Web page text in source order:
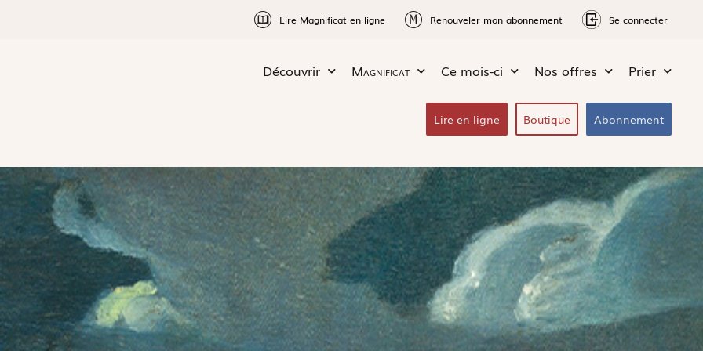
Lire Magnificat en ligne Renouveler mon abonnement Se connecter
Découvrir Magnificat Ce mois-ci Nos offres Prier
Lire en ligne Boutique Abonnement